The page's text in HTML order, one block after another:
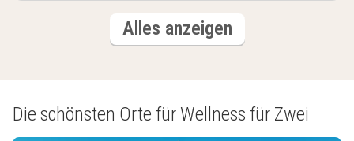
Alles anzeigenHotels
Die schönsten Orte für Wellness für Zwei